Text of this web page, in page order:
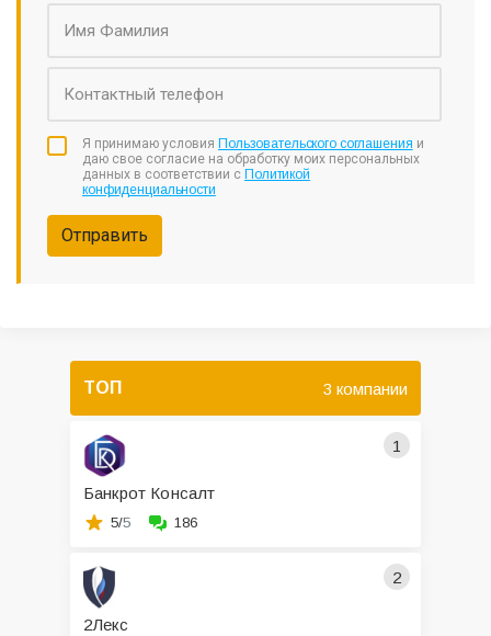
Я принимаю условия Пользовательского соглашения и
даю свое согласие на обработку моих персональных
данных в соответствии с Политикой
конфиденциальности
Отправить
ТОП 3 компании
1
Банкрот Консалт
5/5 186
2
2Лекс